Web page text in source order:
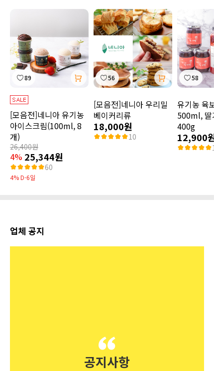
89
[모음전]네니아 유기농
아이스크림(100ml, 8
개)
26,400원
4% 25,344원
60
4% D-6일
56
[모음전]네니아 우리밀
베이커리류
18,000원
10
58
유기농 육
500ml, 딸
400g
12,900원
업체 공지
공지사항